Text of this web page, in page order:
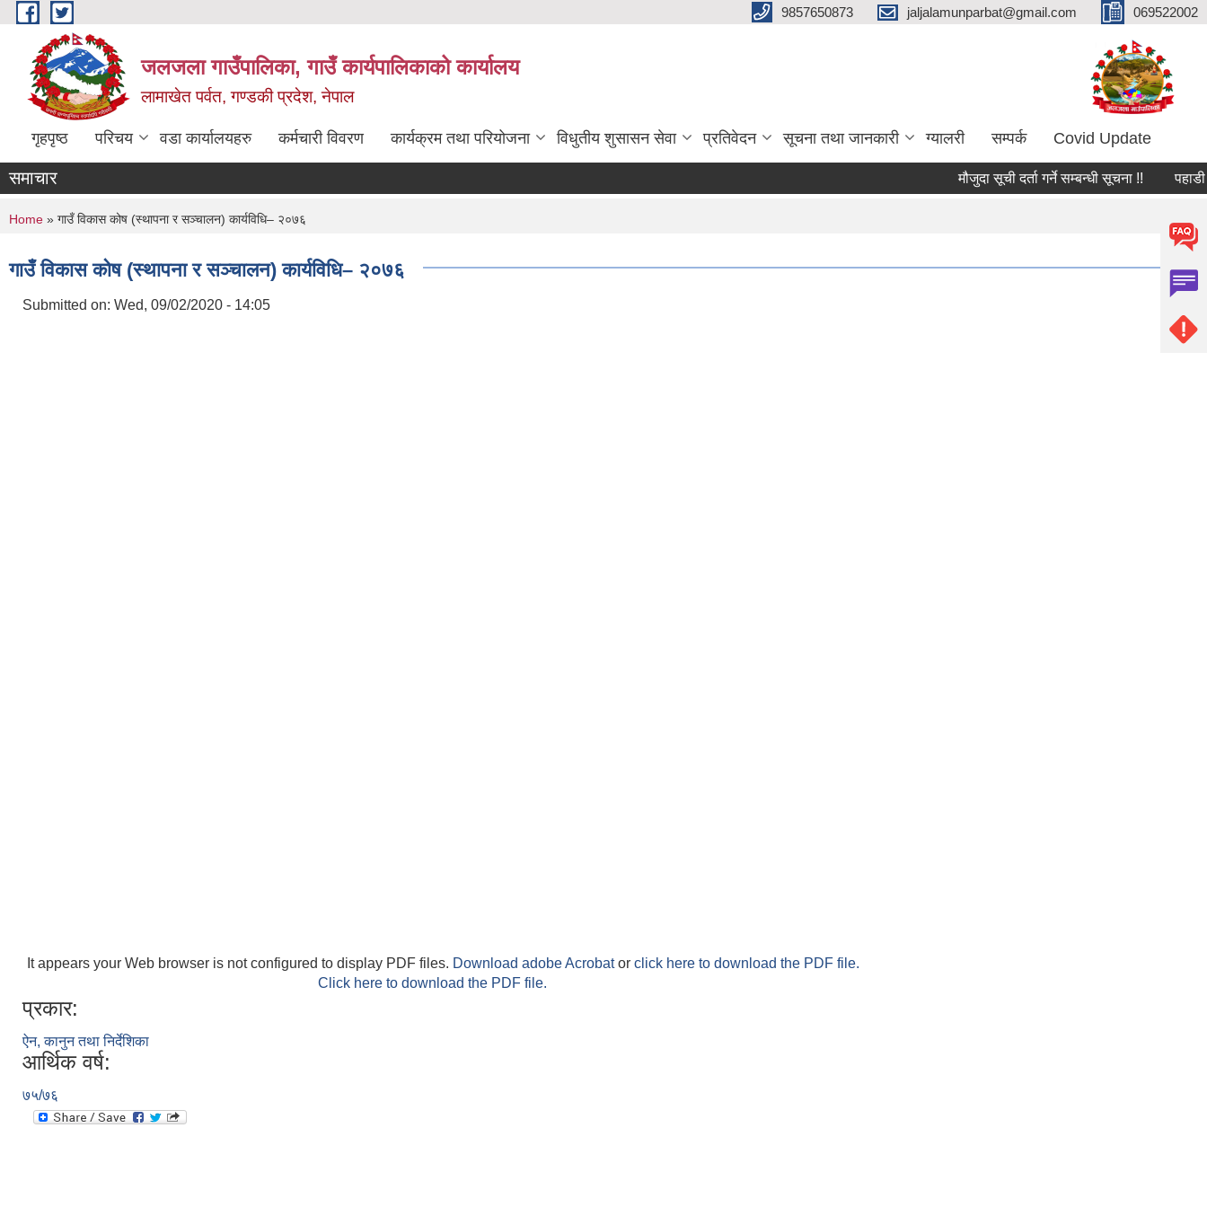
Skip to main content 9857650873 jaljalamunparbat@gmail.com 069522002
जलजला गाउँपालिका, गाउँ कार्यपालिकाको कार्यालय
लामाखेत पर्वत, गण्डकी प्रदेश, नेपाल
गृहपृष्ठ परिचय वडा कार्यालयहरु कर्मचारी विवरण कार्यक्रम तथा परियोजना विधुतीय शुसासन सेवा प्रतिवेदन सूचना तथा जानकारी ग्यालरी सम्पर्क Covid Update
समाचार मौजुदा सूची दर्ता गर्ने सम्बन्धी सूचना !! पहाडी
You are here
Home » गाउँ विकास कोष (स्थापना र सञ्चालन) कार्यविधि– २०७६
गाउँ विकास कोष (स्थापना र सञ्चालन) कार्यविधि– २०७६
Submitted on: Wed, 09/02/2020 - 14:05
It appears your Web browser is not configured to display PDF files. Download adobe Acrobator click here to download the PDF file.
Click here to download the PDF file.
प्रकार:
ऐन, कानुन तथा निर्देशिका
आर्थिक वर्ष:
७५/७६